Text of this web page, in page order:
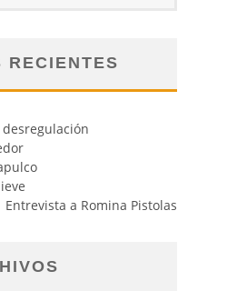
RECIENTES
Entrevista a Romina Pistolas